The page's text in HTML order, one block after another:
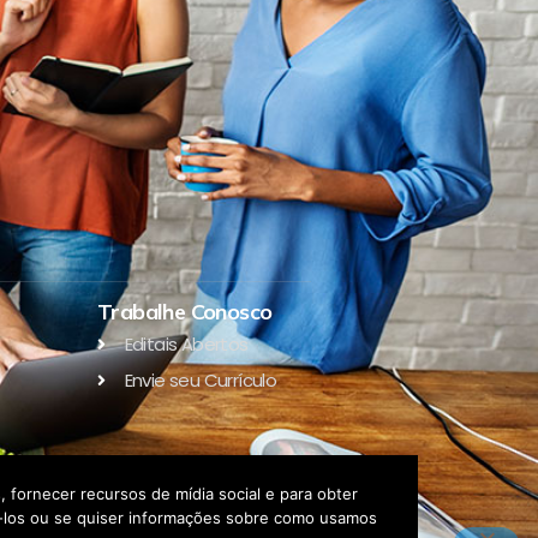
Trabalhe Conosco
Editais Abertos
Envie seu Currículo
recursos de mídia social e para obter
ou se quiser informações sobre como usamos